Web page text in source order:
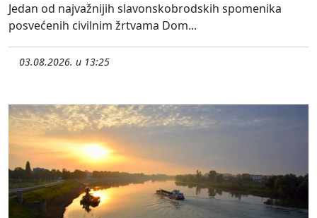
Jedan od najvažnijih slavonskobrodskih spomenika
posvećenih civilnim žrtvama Dom...
03.08.2026. u 13:25